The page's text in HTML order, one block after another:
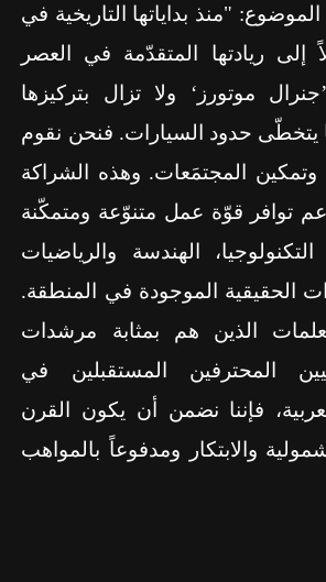
"منذ بداياتها التاريخية في
إلى ريادتها المتقدّمة في العصر
موتورز‘ ولا تزال بتركيزها
يتخطّى حدود السيارات. فنحن نقوم
وتمكين المجتمَعات. وهذه الشراكة
توافر قوّة عمل متنوّعة ومتمكّنة
الهندسة والرياضيات
الحقيقية الموجودة في المنطقة.
الذين هم بمثابة مرشدات
المحترفين المستقبلين في
فإننا نضمن أن يكون القرن
والابتكار ومدفوعاً بالمواهب